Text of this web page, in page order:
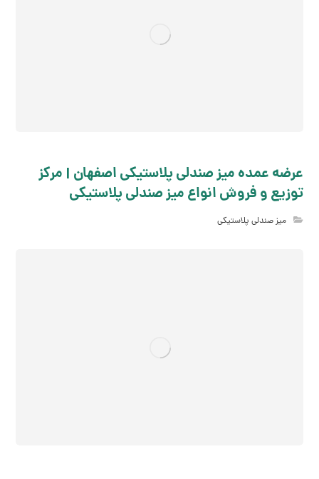
عرضه عمده میز صندلی پلاستیکی اصفهان | مرکز
توزیع و فروش انواع میز صندلی پلاستیکی
میز صندلی پلاستیکی